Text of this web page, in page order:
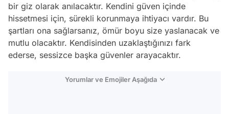
bir giz olarak anılacaktır. Kendini güven içinde
hissetmesi için, sürekli korunmaya ihtiyacı vardır. Bu
şartları ona sağlarsanız, ömür boyu size yaslanacak ve
mutlu olacaktır. Kendisinden uzaklaştığınızı fark
ederse, sessizce başka güvenler arayacaktır.
Yorumlar ve Emojiler Aşağıda